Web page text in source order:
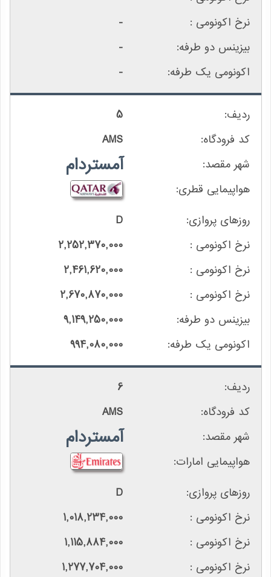
-
-
-
5
AMS
آمستردام
D
2,252,370,000
2,461,620,000
2,670,870,000
9,149,250,000
994,080,000
6
AMS
آمستردام
D
1,018,234,000
1,115,884,000
1,277,704,000